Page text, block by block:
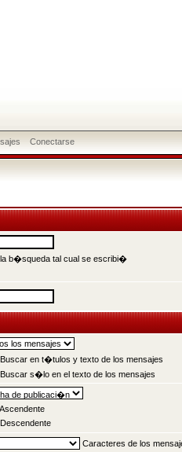
Conectarse
b�squeda tal cual se escribi�
Buscar en t�tulos y texto de los mensajes
Buscar s�lo en el texto de los mensajes
Ascendente
Descendente
Caracteres de los